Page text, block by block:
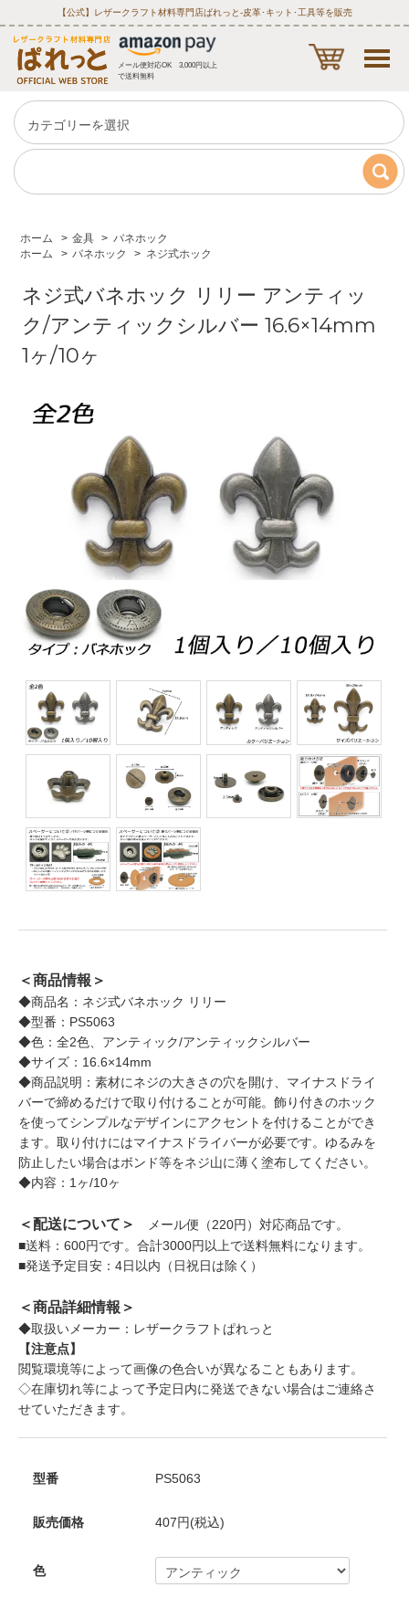
【公式】レザークラフト材料専門店ぱれっと‐皮革･キット･工具等を販売
メール便対応OK 3,000円以上
で送料無料
ホーム > 金具 > バネホック
ホーム
> バネホック > ネジ式ホック
ネジ式バネホック リリー アンティッ
ク/アンティックシルバー 16.6×14mm
1ヶ/10ヶ
＜商品情報＞
◆商品名：ネジ式バネホック リリー
◆型番：PS5063
◆色：全2色、アンティック/アンティックシルバー
◆サイズ：16.6×14mm
◆商品説明：素材にネジの大きさの穴を開け、マイナスドライ
バーで締めるだけで取り付けることが可能。飾り付きのホック
を使ってシンプルなデザインにアクセントを付けることができ
ます。取り付けにはマイナスドライバーが必要です。ゆるみを
防止したい場合はボンド等をネジ山に薄く塗布してください。
◆内容：1ヶ/10ヶ
＜配送について＞
メール便（220円）対応商品です。
■送料：600円です。合計3000円以上で送料無料になります。
■発送予定目安：4日以内（日祝日は除く）
＜商品詳細情報＞
◆取扱いメーカー：レザークラフトぱれっと
【注意点】
閲覧環境等によって画像の色合いが異なることもあります。
◇在庫切れ等によって予定日内に発送できない場合はご連絡さ
せていただきます。
型番 PS5063
販売価格 407円(税込)
色